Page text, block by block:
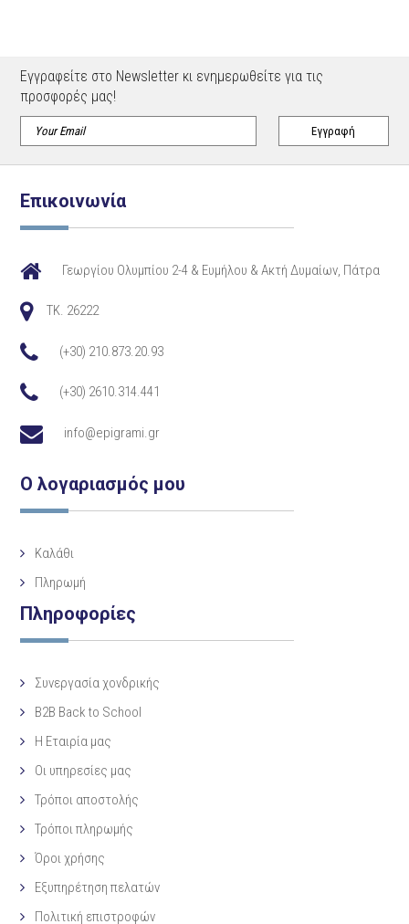
Εγγραφείτε στο Newsletter κι ενημερωθείτε για τις
προσφορές μας!
Επικοινωνία
Γεωργίου Ολυμπίου 2-4 & Ευμήλου & Ακτή Δυμαίων, Πάτρα
TK. 26222
(+30) 210.873.20.93
(+30) 2610.314.441
info@epigrami.gr
Ο λογαριασμός μου
Καλάθι
Πληρωμή
Πληροφορίες
Συνεργασία χονδρικής
B2B Back to School
Η Eταιρία μας
Οι υπηρεσίες μας
Τρόποι αποστολής
Τρόποι πληρωμής
Όροι χρήσης
Εξυπηρέτηση πελατών
Πολιτική επιστροφών